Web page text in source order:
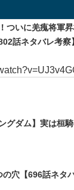
ついに羌瘣将軍
話ネタバレ考察
ングダム】実は桓
穴【696話ネタ